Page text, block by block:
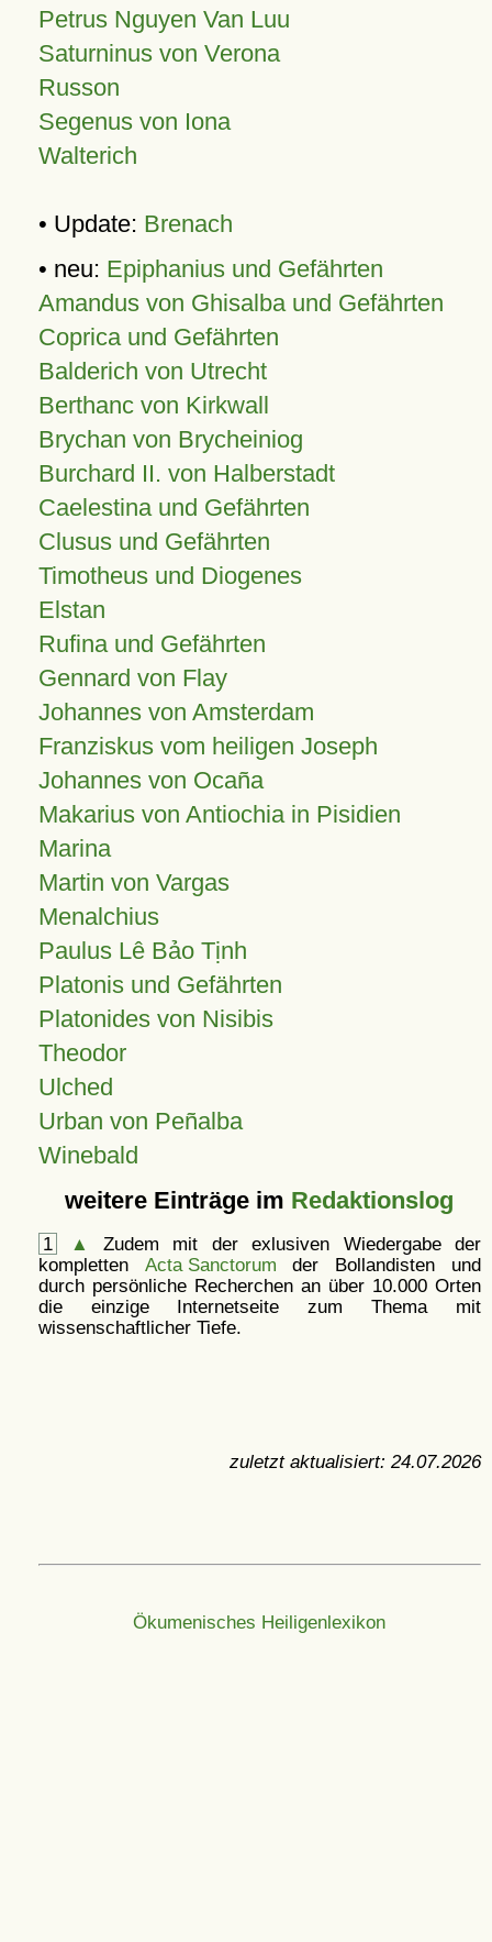
Petrus Nguyen Van Luu
Saturninus von Verona
Russon
Segenus von Iona
Walterich
• Update: Brenach
• neu: Epiphanius und Gefährten
Amandus von Ghisalba und Gefährten
Coprica und Gefährten
Balderich von Utrecht
Berthanc von Kirkwall
Brychan von Brycheiniog
Burchard II. von Halberstadt
Caelestina und Gefährten
Clusus und Gefährten
Timotheus und Diogenes
Elstan
Rufina und Gefährten
Gennard von Flay
Johannes von Amsterdam
Franziskus vom heiligen Joseph
Johannes von Ocaña
Makarius von Antiochia in Pisidien
Marina
Martin von Vargas
Menalchius
Paulus Lê Bảo Tịnh
Platonis und Gefährten
Platonides von Nisibis
Theodor
Ulched
Urban von Peñalba
Winebald
weitere Einträge im Redaktionslog
1 ▲
Zudem mit der exlusiven Wiedergabe der
kompletten Acta Sanctorum der Bollandisten und
durch persönliche Recherchen an über 10.000 Orten
die einzige Internetseite zum Thema mit
wissenschaftlicher Tiefe.
zuletzt aktualisiert: 24.07.2026
Ökumenisches Heiligenlexikon